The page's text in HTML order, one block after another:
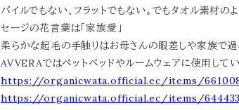
パイルでもない、フラットでもない。でもタオル素材
セージの花言葉は「家族愛」
柔らかな起毛の手触りはお母さんの眼差しや家族で過
AVVERAではペットベッドやルームウェアに使用してい
https://organicwata.official.ec/items/
https://organicwata.official.ec/items/